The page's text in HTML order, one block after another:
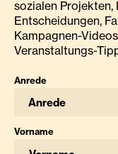
sozialen
Entscheidungen,
Kampagnen-
Veranstaltungs-
Anrede
Anrede
Vorname